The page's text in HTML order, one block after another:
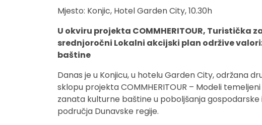
Mjesto: Konjic, Hotel Garden City, 10.30h
U okviru projekta COMMHERITOUR, Turistička
srednjoročni Lokalni akcijski plan održive
baštine
Danas je u Konjicu, u hotelu Garden City, održana
sklopu projekta COMMHERITOUR – Modeli
zanata kulturne baštine u poboljšanja
područja Dunavske regije.